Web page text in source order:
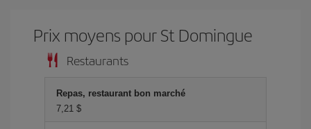
Prix ​​moyens pour St Domingue
Restaurants
Repas, restaurant bon marché
7,21 $